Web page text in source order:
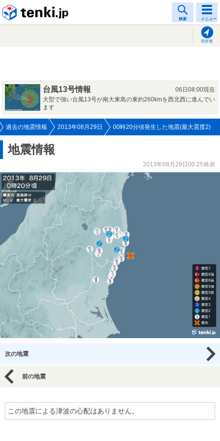
検索 メニュー
現在地
台風13号情報
06日08:00現在
大型で強い台風13号が南大東島の東約260kmを西北西に進んでい
ます
過去の地震情報 2013年08月29日 00時20分頃発生した地震(最大震度2)
地震情報
2013年08月29日00:25発表
次の地震
前の地震
この地震による津波の心配はありません。